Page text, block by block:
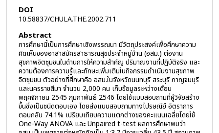
DOI
10.58837/CHULA.THE.2002.711
Abstract
การศึกษานี้เป็นการศึกษาเชิงพรรณนา มีวัตถุประสงค์เพื่อศึกษาความ
คิดเห็นของอาสาสมัครสาธารณสุขประจำหมู่บ้าน (อสม.) ต่องาน
สุขภาพจิตชุมชนในด้านการให้ความสำคัญ ปริมาณงานที่ปฏิบัติจริง และ
ความต้องการความรู้และทักษะเพิ่มเติมในกิจกรรมดำเนินงานสุขภาพ
จิตชุมชน ตัวอย่างที่ศึกษาคือ อสม.ในจังหวัดนนทบุรี สระบุรี กาญจนบุรี
และนครราชสีมา จำนวน 2,000 คน เก็บข้อมูลระหว่างเดือน
พฤศจิกายน 2545 กุมภาพันธ์ 2546 โดยใช้แบบสอบถามที่ผู้วิจัยสร้าง
ขึ้นซึ่งเป็นชนิดตอบเอง โดยส่งแบบสอบถามทางไปรษณีย์ อัตราการ
ตอบกลับ 74.1% เปรียบเทียบความแตกต่างของคะแนนเฉลี่ยโดยใช้
One-Way ANOVA และ Unpaired t-test ผลการศึกษาพบว่า